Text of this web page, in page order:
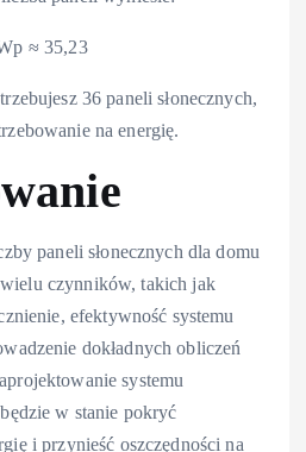
≈ 35,23
36 paneli słonecznych,
na energię.
paneli słonecznych dla domu
czynników, takich jak
efektywność systemu
dokładnych obliczeń
systemu
w stanie pokryć
i przynieść oszczędności na